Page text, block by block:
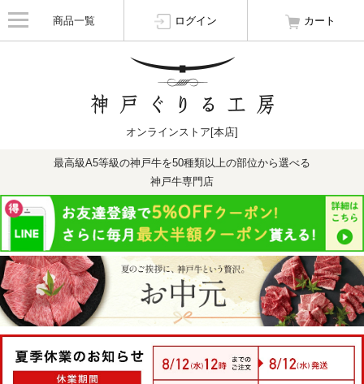
商品一覧 ログイン カート
オンラインストア[本店]
最高級A5等級の神戸牛を50種類以上の部位から選べる
神戸牛専門店